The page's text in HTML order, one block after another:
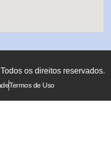
os direitos reservados.
Termos de Uso